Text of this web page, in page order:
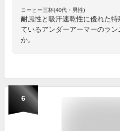
コーヒー三杯(40代・男性)
耐風性と吸汗速乾性に優れた
ているアンダーアーマーのラ
か。
6